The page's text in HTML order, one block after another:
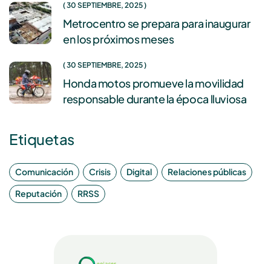
30 SEPTIEMBRE, 2025
Metrocentro se prepara para inaugurar
en los próximos meses
30 SEPTIEMBRE, 2025
Honda motos promueve la movilidad
responsable durante la época lluviosa
Etiquetas
Comunicación Crisis Digital
Relaciones públicas
Reputación
RRSS